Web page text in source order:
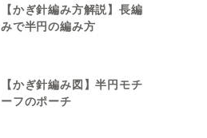
【かぎ針編み方解説】長編
みで半円の編み方
【かぎ針編み図】半円モチ
ーフのポーチ